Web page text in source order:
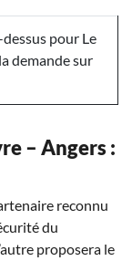
pour Le
demande sur
– Angers :
reconnu
du
proposera le